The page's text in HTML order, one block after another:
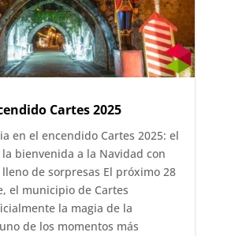
Cartes 2025
en el encendido Cartes 2025: el
bienvenida a la Navidad con
de sorpresas El próximo 28
el municipio de Cartes
la magia de la
de los momentos más